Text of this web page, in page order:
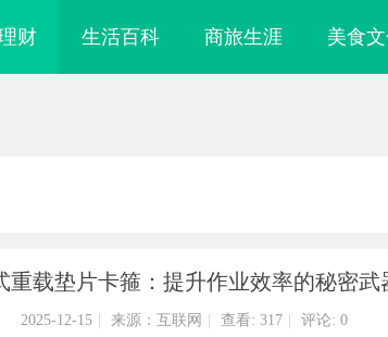
财 生活百科 商旅生涯 美食
重载垫片卡箍：提升作业效率的秘密武
2025-12-15 来源：互联网 查看: 317 评论: 0